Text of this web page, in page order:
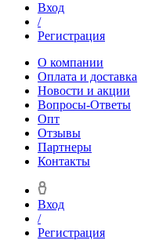
Вход
/
Регистрация
О компании
Оплата и доставка
Новости и акции
Вопросы-Ответы
Опт
Отзывы
Партнеры
Контакты
Вход
/
Регистрация